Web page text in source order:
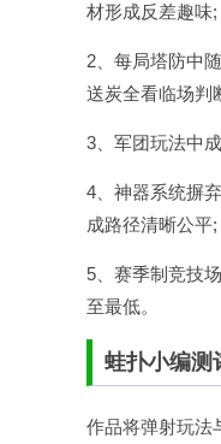
材形成反差趣味;
2、每局塔防中
送炭全看临场判
3、军团玩法中
4、神器系统摒
成路径清晰公平;
5、赛季制竞技
至最低。
蛙扑小编测
作品将弹射玩法